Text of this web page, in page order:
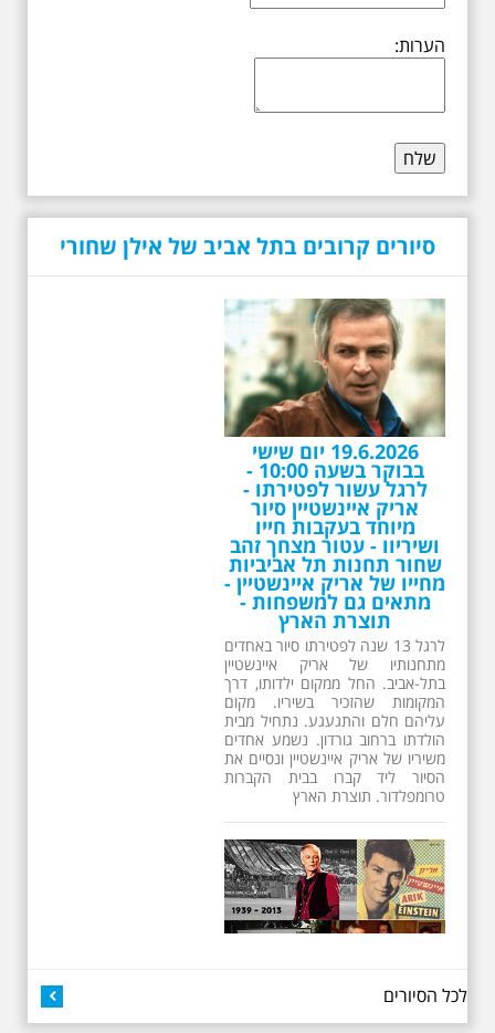
הערות:
סיורים קרובים בתל אביב של אילן שחורי
19.6.2026 יום שישי
בבוקר בשעה 10:00 -
לרגל עשור לפטירתו -
אריק איינשטיין סיור
מיוחד בעקבות חייו
ושיריוו - עטור מצחך זהב
שחור תחנות תל אביביות
מחייו של אריק איינשטיין -
מתאים גם למשפחות -
תוצרת הארץ
לרגל 13 שנה לפטירתו סיור באחדים
מתחנותיו של אריק איינשטיין
בתל-אביב. החל ממקום ילדותו, דרך
המקומות שהזכיר בשיריו. מקום
עליהם חלם והתגעגע. נתחיל מבית
הולדתו ברחוב גורדון. נשמע אחדים
משיריו של אריק איינשטיין ונסיים את
הסיור ליד קברו בבית הקברות
טרומפלדור. תוצרת הארץ
לכל הסיורים